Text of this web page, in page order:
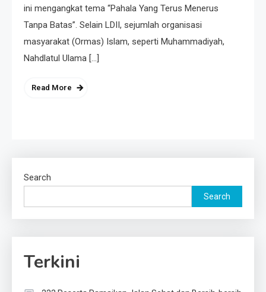
ini mengangkat tema “Pahala Yang Terus Menerus
Tanpa Batas”. Selain LDII, sejumlah organisasi
masyarakat (Ormas) Islam, seperti Muhammadiyah,
Nahdlatul Ulama […]
Read More
Search
Search
Terkini